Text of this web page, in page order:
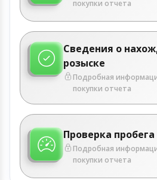
покупки отчета
Сведения о
розыске
Подробная
покупки отчета
Проверка пробега
Подробная
покупки отчета